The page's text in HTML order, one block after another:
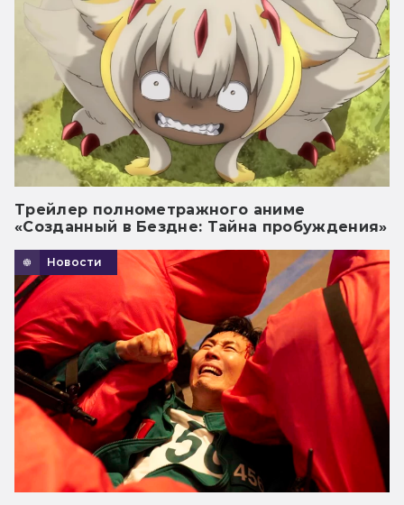
Трейлер полнометражного аниме
«Созданный в Бездне: Тайна пробуждения»
Новости